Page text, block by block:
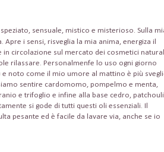
sensuale, mistico e misterioso. Sulla
i sensi, risveglia la mia anima, energiza il
circolazione sul mercato dei cosmetici
rilassare. Personalmenfe lo uso ogni giorno
noto come il mio umore al mattino è più
sentire cardomomo, pompelmo e menta,
e trifoglio e infine alla base cedro,
si gode di tutti questi oli essenziali. Il
pesante ed è facile da lavare via, anche se io